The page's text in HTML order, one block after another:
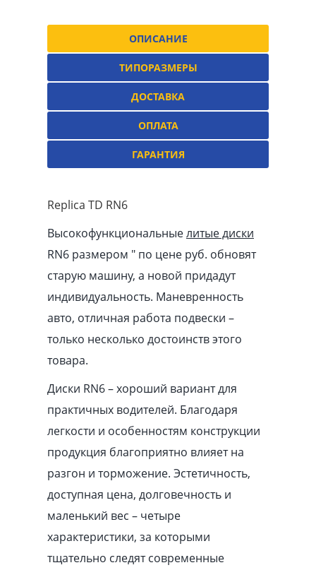
ОПИСАНИЕ
ТИПОРАЗМЕРЫ
ДОСТАВКА
ОПЛАТА
ГАРАНТИЯ
Replica TD RN6
Высокофункциональныелитые диски
RN6 размером ″ по цене руб. обновят
старую машину, а новой придадут
индивидуальность. Маневренность
авто, отличная работа подвески –
только несколько достоинств этого
товара.
Диски RN6 – хороший вариант для
практичных водителей. Благодаря
легкости и особенностям конструкции
продукция благоприятно влияет на
разгон и торможение. Эстетичность,
доступная цена, долговечность и
маленький вес – четыре
характеристики, за которыми
тщательно следят современные